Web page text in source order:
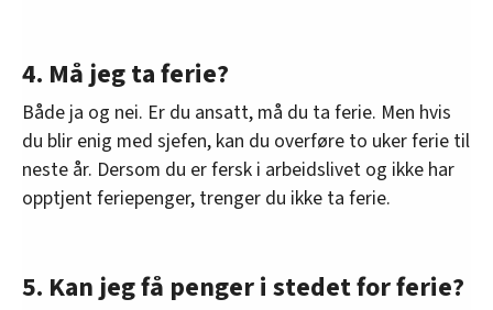
4. Må jeg ta ferie?
Både ja og nei. Er du ansatt, må du ta ferie. Men hvis
du blir enig med sjefen, kan du overføre to uker ferie til
neste år. Dersom du er fersk i arbeidslivet og ikke har
opptjent feriepenger, trenger du ikke ta ferie.
5. Kan jeg få penger i stedet for ferie?